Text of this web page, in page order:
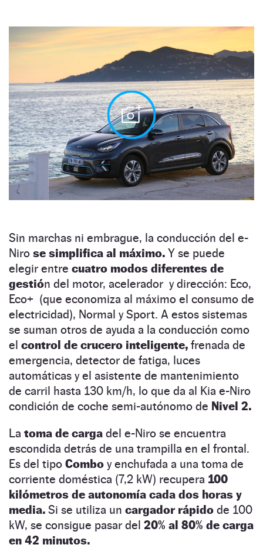
Sin marchas ni embrague, la conducción del e-
Niro se simplifica al máximo. Y se puede
elegir entre cuatro modos diferentes de
gestión del motor, acelerador y dirección: Eco,
Eco+ (que economiza al máximo el consumo de
electricidad), Normal y Sport. A estos sistemas
se suman otros de ayuda a la conducción como
el control de crucero inteligente, frenada de
emergencia, detector de fatiga, luces
automáticas y el asistente de mantenimiento
de carril hasta 130 km/h, lo que da al Kia e-Niro
condición de coche semi-autónomo de Nivel 2.
La toma de carga del e-Niro se encuentra
escondida detrás de una trampilla en el frontal.
Es del tipo Combo y enchufada a una toma de
corriente doméstica (7,2 kW) recupera 100
kilómetros de autonomía cada dos horas y
media. Si se utiliza un cargador rápido de 100
kW, se consigue pasar del 20% al 80% de carga
en 42 minutos.